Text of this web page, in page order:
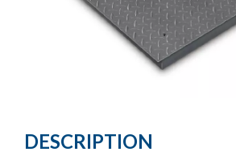
DESCRIPTION